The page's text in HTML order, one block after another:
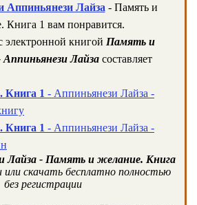
Аппиньянези Лайза - Память и
Книга 1 вам понравится.
электронной книгой Память и
Лайза составляет
Книга 1 - Аппиньянези Лайза -
Книга 1 - Аппиньянези Лайза -
Лайза - Память и желание. Книга
скачать бесплатно полностью
без регистрации